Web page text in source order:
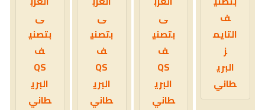
ف
التايم
ز
البري
طاني
ى
بتصني
ف
QS
البري
طاني
ى
بتصني
ف
QS
البري
طاني
ى
بتصني
ف
QS
البري
طاني